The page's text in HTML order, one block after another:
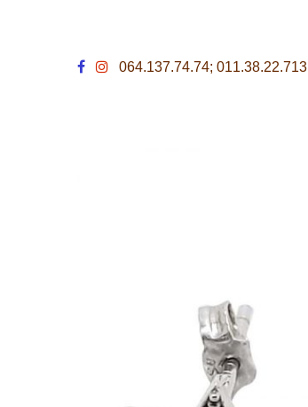
064.137.74.74; 011.38.22.713